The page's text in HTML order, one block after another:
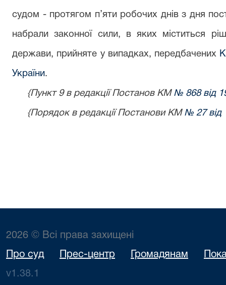
судом - протягом п’яти робочих днів з дня
набрали законної сили, в яких міститься
держави, прийняте у випадках, передбачених
України.
{Пункт 9 в редакції Постанов КМ № 868 від
{Порядок в редакції Постанови КМ № 27 від
2026 © Всі права захищені
Про суд Прес-центр Громадянам
v1.38.1